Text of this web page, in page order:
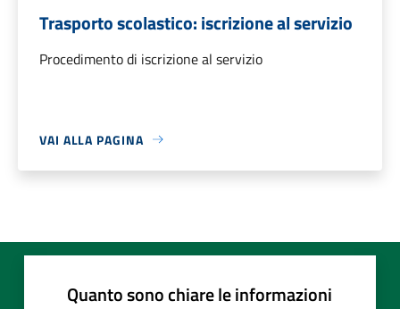
Trasporto scolastico: iscrizione al servizio
Procedimento di iscrizione al servizio
VAI ALLA PAGINA
Quanto sono chiare le informazioni